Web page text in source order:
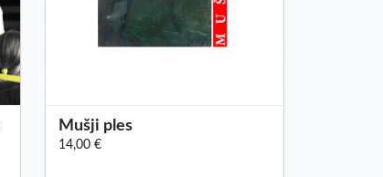
Mušji ples
14,00 €